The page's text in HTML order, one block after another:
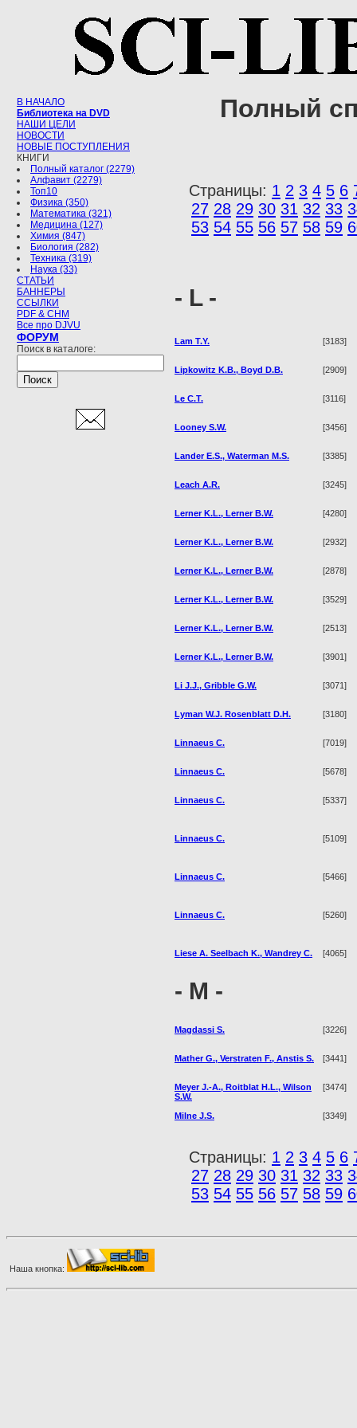
В НАЧАЛО
Библиотека на DVD
НАШИ ЦЕЛИ
НОВОСТИ
НОВЫЕ ПОСТУПЛЕНИЯ
КНИГИ
Полный каталог (2279)
Алфавит (2279)
Топ10
Физика (350)
Математика (321)
Медицина (127)
Химия (847)
Биология (282)
Техника (319)
Наука (33)
СТАТЬИ
БАННЕРЫ
ССЫЛКИ
PDF & CHM
Все про DJVU
ФОРУМ
Поиск в каталоге:
Полный
Страницы: 1 2 3 4 5 6
27 28 29 30 31 32 33
53 54 55 56 57 58 59
- L -
Lam T.Y. [3183]
Lipkowitz K.B., Boyd D.B. [2909]
Le C.T. [3116]
Looney S.W. [3456]
Lander E.S., Waterman M.S. [3385]
Leach A.R. [3245]
Lerner K.L., Lerner B.W. [4280]
Lerner K.L., Lerner B.W. [2932]
Lerner K.L., Lerner B.W. [2878]
Lerner K.L., Lerner B.W. [3529]
Lerner K.L., Lerner B.W. [2513]
Lerner K.L., Lerner B.W. [3901]
Li J.J., Gribble G.W. [3071]
Lyman W.J. Rosenblatt D.H. [3180]
Linnaeus C. [7019]
Linnaeus C. [5678]
Linnaeus C. [5337]
Linnaeus C. [5109]
Linnaeus C. [5466]
Linnaeus C. [5260]
Liese A. Seelbach K., Wandrey C. [4065]
- M -
Magdassi S. [3226]
Mather G., Verstraten F., Anstis S. [3441]
Meyer J.-A., Roitblat H.L., Wilson
S.W.
[3474]
Milne J.S. [3349]
Страницы: 1 2 3 4 5 6
27 28 29 30 31 32 33
53 54 55 56 57 58 59
Наша кнопка: